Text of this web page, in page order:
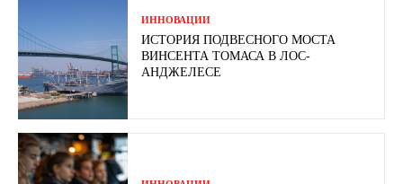
ИННОВАЦИИ
ИСТОРИЯ ПОДВЕСНОГО МОСТА
ВИНСЕНТА ТОМАСА В ЛОС-
АНДЖЕЛЕСЕ